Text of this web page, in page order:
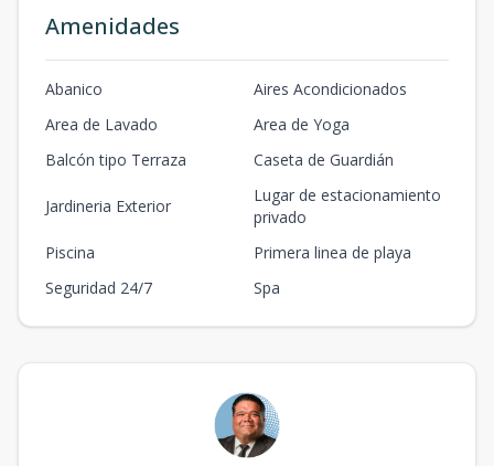
Amenidades
Abanico
Aires Acondicionados
Area de Lavado
Area de Yoga
Balcón tipo Terraza
Caseta de Guardián
Jardineria Exterior
Lugar de estacionamiento
privado
Piscina
Primera linea de playa
Seguridad 24/7
Spa